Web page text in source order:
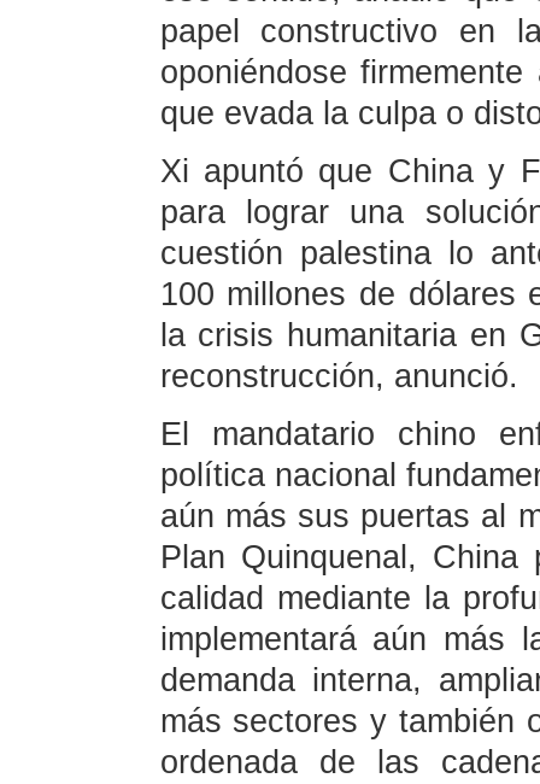
papel constructivo en
oponiéndose
que evada la culpa o
Xi apuntó que China y
para lograr una
cuestión palestina lo
100 millones de dólares
la crisis humanitaria en
reconstrucción, anunció.
El mandatario chino
política nacional
aún más sus puertas al
Plan Quinquenal,
calidad mediante la
implementará aún más
demanda interna,
más sectores y también
ordenada de las